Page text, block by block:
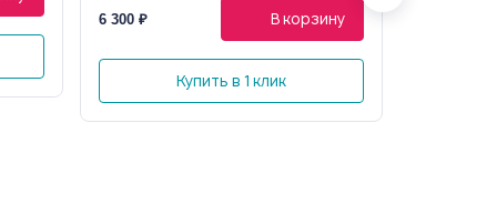
6 300 ₽ В корзину
Купить в 1 клик